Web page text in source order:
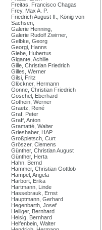
Freitas, Francisco Chagas
Frey, Max A. P.
Friedrich August II., König von
Sachsen,
Galerie Henning,
Galerie Rudolf Zwirner,
Gelbke, Georg
Georgi, Hanns
Giebe, Hubertus
Gigante, Achille
Gille, Christian Friedrich
Gilles, Werner
Gilsi, Fritz
Glöckner, Hermann
Gonne, Christian Friedrich
Göschel, Eberhard
Gothein, Werner
Graetz, René
Graf, Peter
Graff, Anton
Gramatté, Walter
Grieshaber, HAP
Großpietsch, Curt
Gröszer, Clemens
Günther, Christian August
Günther, Herta
Hahn, Bernd
Hammer, Christian Gottlob
Hampel, Angela
Harbort, Erika
Hartmann, Linde
Hassebrauk, Ernst
Hauptmann, Gerhard
Hegenbarth, Josef
Heiliger, Bernhard
Heisig, Bernhard
Helfenbein, Walter